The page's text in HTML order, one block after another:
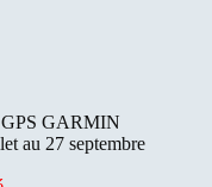
GARMIN
au 27 septembre